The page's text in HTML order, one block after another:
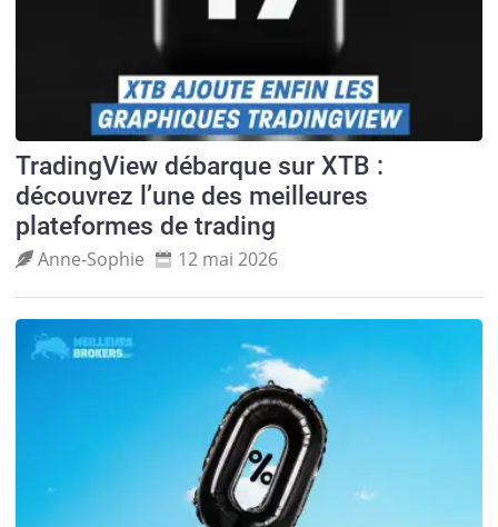
TradingView débarque sur XTB :
découvrez l’une des meilleures
plateformes de trading
Anne‑Sophie 12 mai 2026